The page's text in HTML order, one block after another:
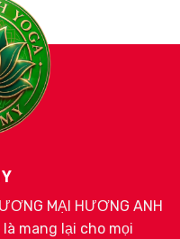
MẠI HƯƠNG ANH
mang lại cho mọi